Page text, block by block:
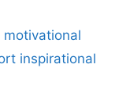
motivational
inspirational